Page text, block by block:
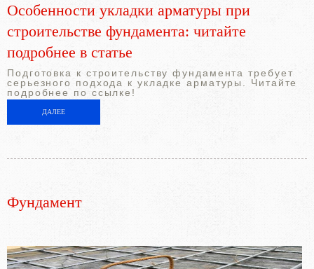
Особенности укладки арматуры при
строительстве фундамента: читайте
подробнее в статье
Подготовка к строительству фундамента требует
серьезного подхода к укладке арматуры. Читайте
подробнее по ссылке!
ДАЛЕЕ
Фундамент